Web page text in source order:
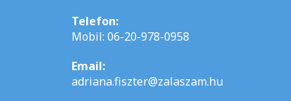
Telefon:
Mobil: 06-20-978-0958
Email:
adriana.fiszter@zalaszam.hu